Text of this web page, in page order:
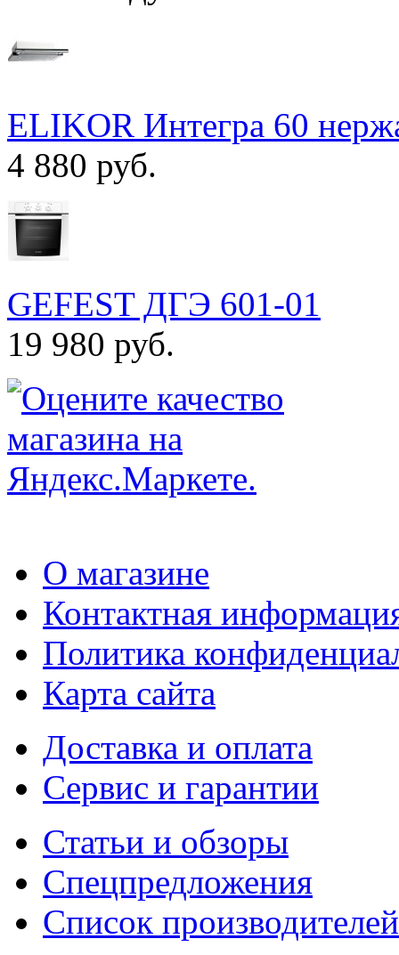
ELIKOR Интегра 60
4 880 руб.
GEFEST ДГЭ 601-01
19 980 руб.
О магазине
Контактная
Политика
Карта сайта
Доставка и оплата
Сервис и гарантии
Статьи и обзоры
Спецпредложения
Список производителей